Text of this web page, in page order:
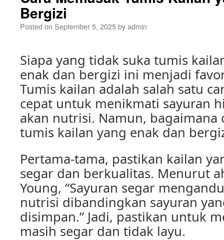
Bergizi
Posted on September 5, 2025byadmin
Siapa yang tidak suka tumis
enak dan bergizi ini menjadi
Tumis kailan adalah salah satu
cepat untuk menikmati sayuran
akan nutrisi. Namun, bagaimana
tumis kailan yang enak dan
Pertama-tama, pastikan kailan
segar dan berkualitas. Menurut
Young, “Sayuran segar
nutrisi dibandingkan sayuran
disimpan.” Jadi, pastikan untuk
masih segar dan tidak layu.